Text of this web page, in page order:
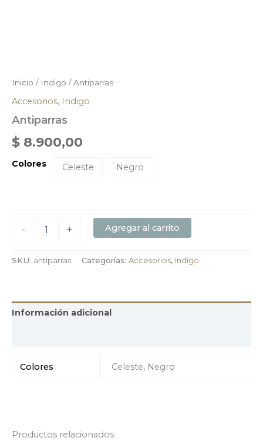
Inicio / Indigo / Antiparras
Accesorios, Indigo
Antiparras
$ 8.900,00
Colores Celeste Negro
- + Agregar al carrito
SKU: antiparras Categorías: Accesorios, Indigo
Información adicional
Colores Celeste, Negro
Productos relacionados